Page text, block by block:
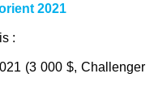
2021
:
(3 000 $, Challenger